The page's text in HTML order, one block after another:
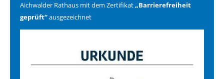
Aichwalder Rathaus mit dem Zertifikat„Barrierefreiheit
geprüft“ausgezeichnet